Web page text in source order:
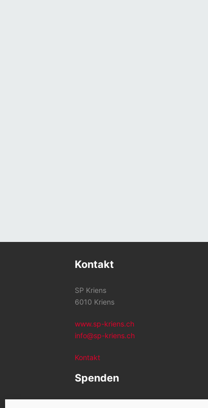
Kontakt
SP Kriens
6010 Kriens
www.sp-kriens.ch
info@sp-kriens.ch
Kontakt
Spenden